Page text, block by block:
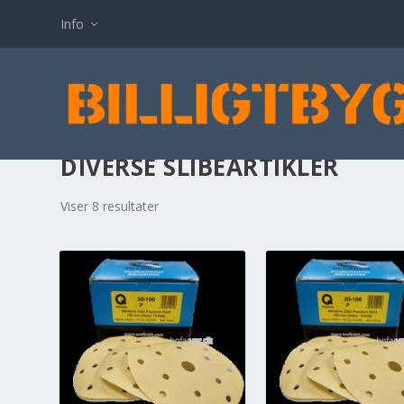
Info
DIVERSE SLIBEARTIKLER
Viser 8 resultater